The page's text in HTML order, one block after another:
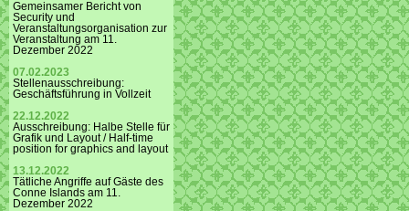
Gemeinsamer Bericht von
Security und
Veranstaltungsorganisation zur
Veranstaltung am 11.
Dezember 2022
07.02.2023
Stellenausschreibung:
Geschäftsführung in Vollzeit
22.12.2022
Ausschreibung: Halbe Stelle für
Grafik und Layout / Half-time
position for graphics and layout
13.12.2022
Tätliche Angriffe auf Gäste des
Conne Islands am 11.
Dezember 2022